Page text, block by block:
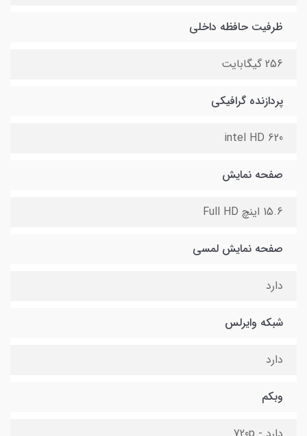
ظرفیت حافظه داخلی
256 گیگابایت
پردازنده گرافیکی
intel HD 620
صفحه نمایش
15.6 اینچ Full HD
صفحه نمایش لمسی
دارد
شبکه وایرلس
دارد
وبکم